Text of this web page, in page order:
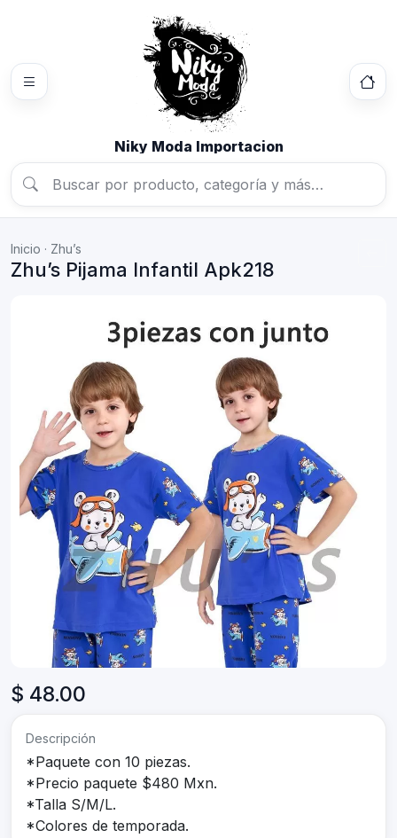
Niky Moda Importacion
Inicio · Zhu’s
Zhu’s Pijama Infantil Apk218
$ 48.00
Descripción
*Paquete con 10 piezas.
*Precio paquete $480 Mxn.
*Talla S/M/L.
*Colores de temporada.